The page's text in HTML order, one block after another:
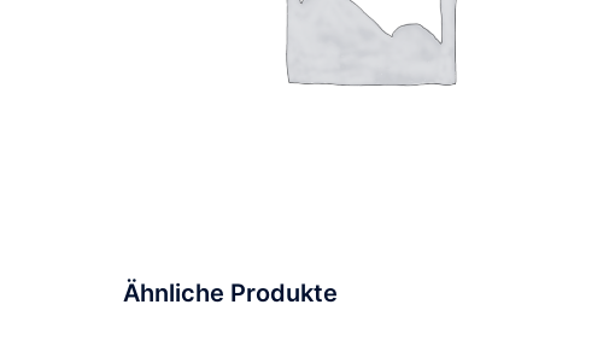
Ähnliche Produkte